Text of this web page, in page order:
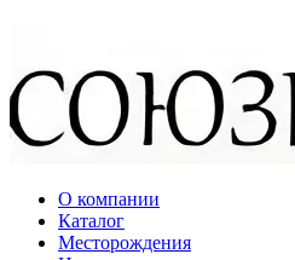
О компании
Каталог
Месторождения